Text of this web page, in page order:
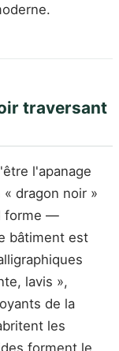
traversant
l'apanage
dragon noir »
forme —
bâtiment est
lavis »,
de la
les
forment le